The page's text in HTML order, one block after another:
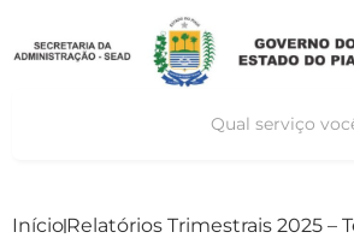
InícioRelatórios Trimestrais 2025 –